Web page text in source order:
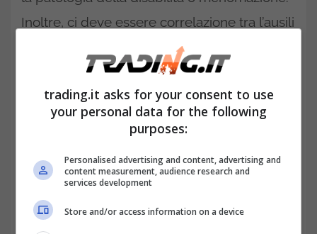
Inoltre, ci deve essere correlazione tra l’ausili
prescritto e la patologia di cui il paziente è
affetto. La prescrizione è una parte
fondamentale per ottenere il beneficio.
In pensione con legge
104 a 56 anni, sarà cancellata? Ecco cosa
succederà nel 2022
trading.it asks for your consent to use
your personal data for the following
purposes:
Personalised advertising and content, advertising and
content measurement, audience research and
services development
Store and/or access information on a device